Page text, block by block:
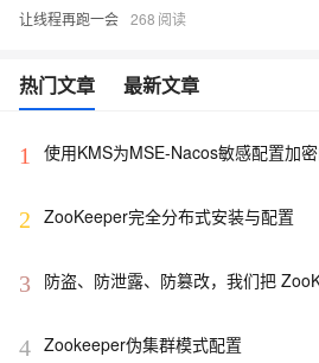
让线程再跑一会 268
热门文章 最新文章
1 使用KMS为MSE-Nacos敏感配置加
2 ZooKeeper完全分布式安装与配置
3
防盗、防泄露、防篡改，我们把
4 Zookeeper伪集群模式配置